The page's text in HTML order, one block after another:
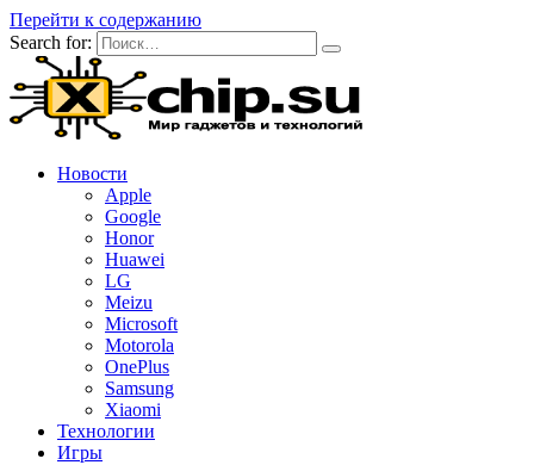
Перейти к содержанию
Search for:
Новости
Apple
Google
Honor
Huawei
LG
Meizu
Microsoft
Motorola
OnePlus
Samsung
Xiaomi
Технологии
Игры